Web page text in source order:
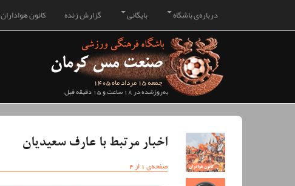
کانون هواداران گزارش زنده بایگانی درباره‌ی باشگاه
جمعه 15 مرداد ماه 1405
به‌روزشده در 18 ساعت و 15 دقیقه قبل
اخبار مرتبط با عارف سعیدیان
صفحه‌ی 1 از 4